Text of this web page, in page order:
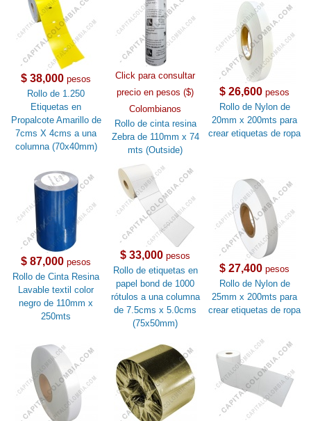
$ 38,000 pesos
Rollo de 1.250
Etiquetas en
Propalcote Amarillo de
7cms X 4cms a una
columna (70x40mm)
Click para consultar
precio en pesos ($)
Colombianos
Rollo de cinta resina
Zebra de 110mm x 74
mts (Outside)
$ 26,600 pesos
Rollo de Nylon de
20mm x 200mts para
crear etiquetas de ropa
$ 87,000 pesos
Rollo de Cinta Resina
Lavable textil color
negro de 110mm x
250mts
$ 33,000 pesos
Rollo de etiquetas en
papel bond de 1000
rótulos a una columna
de 7.5cms x 5.0cms
(75x50mm)
$ 27,400 pesos
Rollo de Nylon de
25mm x 200mts para
crear etiquetas de ropa